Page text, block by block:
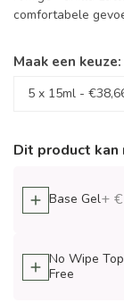
comfortabele
Maak een keuze:
Dit product kan
Base Gel+
No Wipe
Free